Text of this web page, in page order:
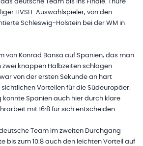
deutsche Team bis ins Finale. Thure
HVSH-Auswahlspieler, von den
Schleswig-Holstein bei der WM in
von Konrad Bansa auf Spanien, das man
zwei knappen Halbzeiten schlagen
von der ersten Sekunde an hart
Vorteilen für die Südeuropäer.
konnte Spanien auch hier durch klare
mit 16:8 für sich entscheiden.
Team im zweiten Durchgang
bis zum 10:8 auch den leichten Vorteil auf